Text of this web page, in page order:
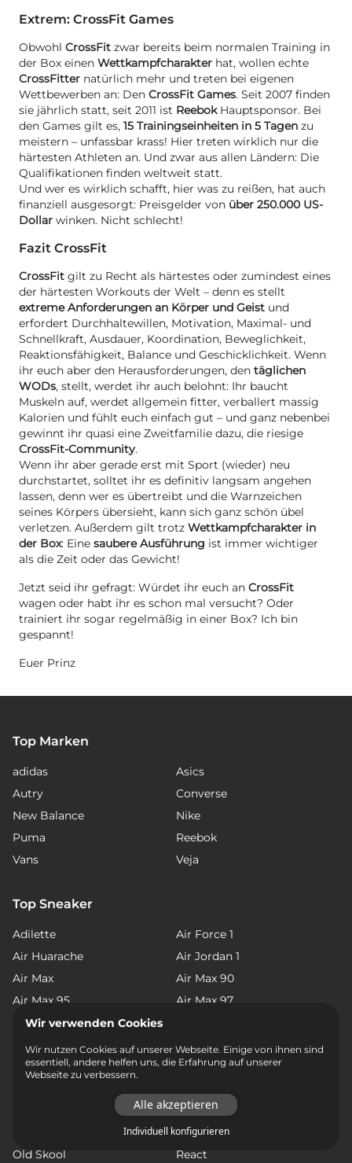
Extrem: CrossFit Games
Obwohl CrossFit zwar bereits beim normalen Training in
der Box einen Wettkampfcharakter hat, wollen echte
CrossFitter natürlich mehr und treten bei eigenen
Wettbewerben an: Den CrossFit Games. Seit 2007 finden
sie jährlich statt, seit 2011 ist ReebokHauptsponsor. Bei
den Games gilt es, 15 Trainingseinheiten in 5 Tagen zu
meistern – unfassbar krass! Hier treten wirklich nur die
härtesten Athleten an. Und zwar aus allen Ländern: Die
Qualifikationen finden weltweit statt.
Und wer es wirklich schafft, hier was zu reißen, hat auch
finanziell ausgesorgt: Preisgelder von über 250.000 US-
Dollar winken. Nicht schlecht!
Fazit CrossFit
CrossFit gilt zu Recht als härtestes oder zumindest eines
der härtesten Workouts der Welt – denn es stellt
extreme Anforderungen an Körper und Geist und
erfordert Durchhaltewillen, Motivation, Maximal- und
Schnellkraft, Ausdauer, Koordination, Beweglichkeit,
Reaktionsfähigkeit, Balance und Geschicklichkeit. Wenn
ihr euch aber den Herausforderungen, den täglichen
WODs, stellt, werdet ihr auch belohnt: Ihr baucht
Muskeln auf, werdet allgemein fitter, verballert massig
Kalorien und fühlt euch einfach gut – und ganz nebenbei
gewinnt ihr quasi eine Zweitfamilie dazu, die riesige
CrossFit-Community.
Wenn ihr aber gerade erst mit Sport (wieder) neu
durchstartet, solltet ihr es definitiv langsam angehen
lassen, denn wer es übertreibt und die Warnzeichen
seines Körpers übersieht, kann sich ganz schön übel
verletzen. Außerdem gilt trotz Wettkampfcharakter in
der Box: Eine saubere Ausführung ist immer wichtiger
als die Zeit oder das Gewicht!
Jetzt seid ihr gefragt: Würdet ihr euch an CrossFit
wagen oder habt ihr es schon mal versucht? Oder
trainiert ihr sogar regelmäßig in einer Box? Ich bin
gespannt!
Euer Prinz
Top Marken
adidas
Asics
Autry
Converse
New Balance
Nike
Puma
Reebok
Vans
Veja
Top Sneaker
Adilette
Air Force 1
Air Huarache
Air Jordan 1
Air Max
Air Max 90
Air Max 95
Air Max 97
Air Max Plus
Air Vapormax
Campus
Chuck Taylor All Star
Classic
Gazelle
NMD
Old Skool
React
Wir verwenden Cookies
Wir nutzen Cookies auf unserer Webseite. Einige von ihnen sind
essentiell, andere helfen uns, die Erfahrung auf unserer
Webseite zu verbessern.
Alle akzeptieren
Individuell konfigurieren